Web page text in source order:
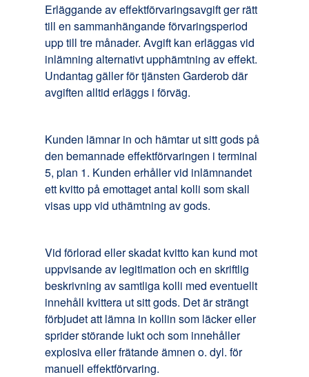
Erläggande av effektförvaringsavgift ger rätt
till en sammanhängande förvaringsperiod
upp till tre månader. Avgift kan erläggas vid
inlämning alternativt upphämtning av effekt.
Undantag gäller för tjänsten Garderob där
avgiften alltid erläggs i förväg.
Kunden lämnar in och hämtar ut sitt gods på
den bemannade effektförvaringen i terminal
5, plan 1. Kunden erhåller vid inlämnandet
ett kvitto på emottaget antal kolli som skall
visas upp vid uthämtning av gods.
Vid förlorad eller skadat kvitto kan kund mot
uppvisande av legitimation och en skriftlig
beskrivning av samtliga kolli med eventuellt
innehåll kvittera ut sitt gods. Det är strängt
förbjudet att lämna in kollin som läcker eller
sprider störande lukt och som innehåller
explosiva eller frätande ämnen o. dyl. för
manuell effektförvaring.